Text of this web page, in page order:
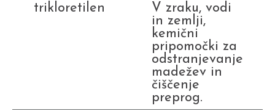
trikloretilen
V zraku, vodi
in zemlji,
kemični
pripomočki za
odstranjevanje
madežev in
čiščenje
preprog.